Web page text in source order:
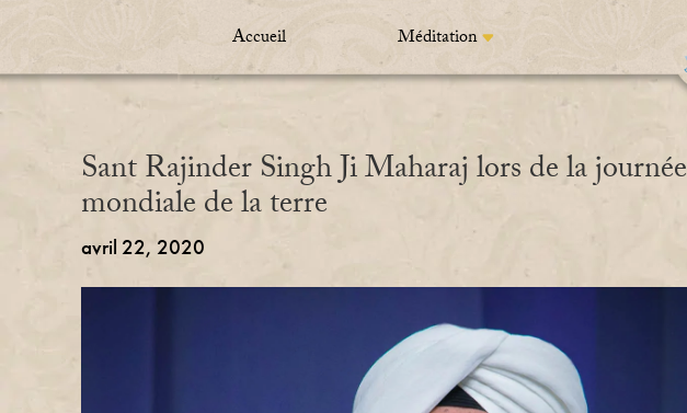
Accueil Méditation
Sant Rajinder Singh Ji Maharaj lors de la journée
mondiale de la terre
avril 22, 2020